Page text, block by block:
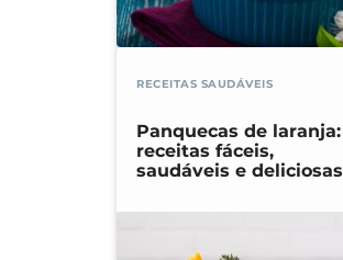
RECEITAS SAUDÁVEIS
Panquecas de laranja:
receitas fáceis,
saudáveis e deliciosas